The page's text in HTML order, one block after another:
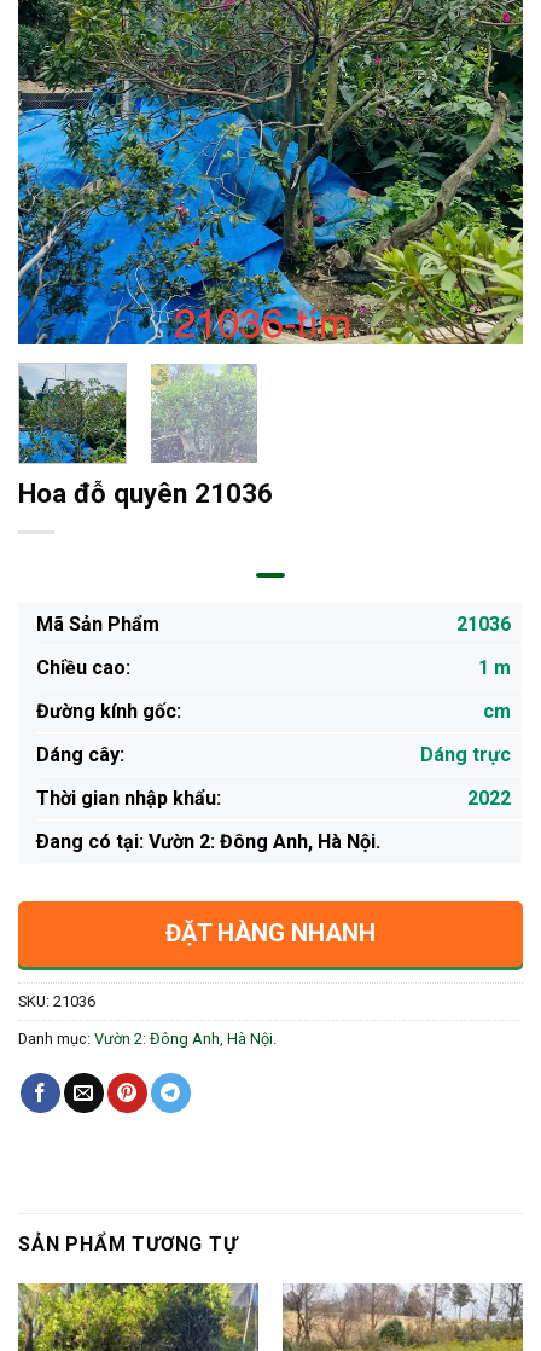
Hoa đỗ quyên 21036
Mã Sản Phẩm
21036
Chiều cao:
1 m
Đường kính gốc:
cm
Dáng cây:
Dáng trực
Thời gian nhập khẩu:
2022
Ðang có tại: Vườn 2: Đông Anh, Hà Nội.
ĐẶT HÀNG NHANH
SKU: 21036
Danh mục: Vườn 2: Đông Anh, Hà Nội.
SẢN PHẨM TƯƠNG TỰ